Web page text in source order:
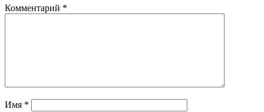
Комментарий *
Имя *